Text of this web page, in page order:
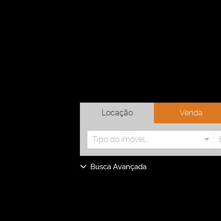
Locação Venda
Tipo do imóvel...
Busca Avançada